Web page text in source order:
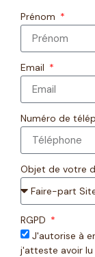
Prénom
Email
Numéro de
Objet de votre
RGPD
J'autorise à
j'atteste avoir